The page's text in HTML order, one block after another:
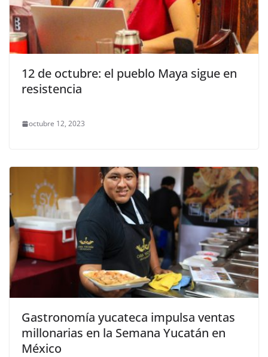
12 de octubre: el pueblo Maya sigue en
resistencia
octubre 12, 2023
Gastronomía yucateca impulsa ventas
millonarias en la Semana Yucatán en
México